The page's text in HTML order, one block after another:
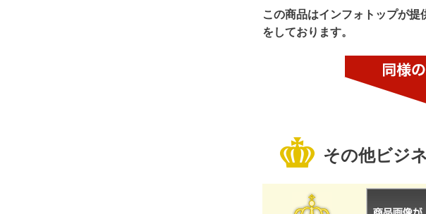
この商品はインフォトップが
をしております。
その他ビジ